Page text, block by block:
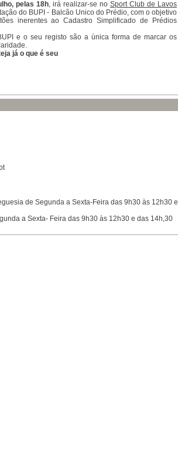
pelas 18h, irá realizar-se no Sport Club de Lavos
do BUPI - Balcão Unico do Prédio, com o objetivo
inerentes ao Cadastro Simplificado de Prédios
e o seu registo são a ùnica forma de marcar os
já o que é seu
de Segunda a Sexta-Feira das 9h30 às 12h30 e
a Sexta- Feira das 9h30 às 12h30 e das 14h,30